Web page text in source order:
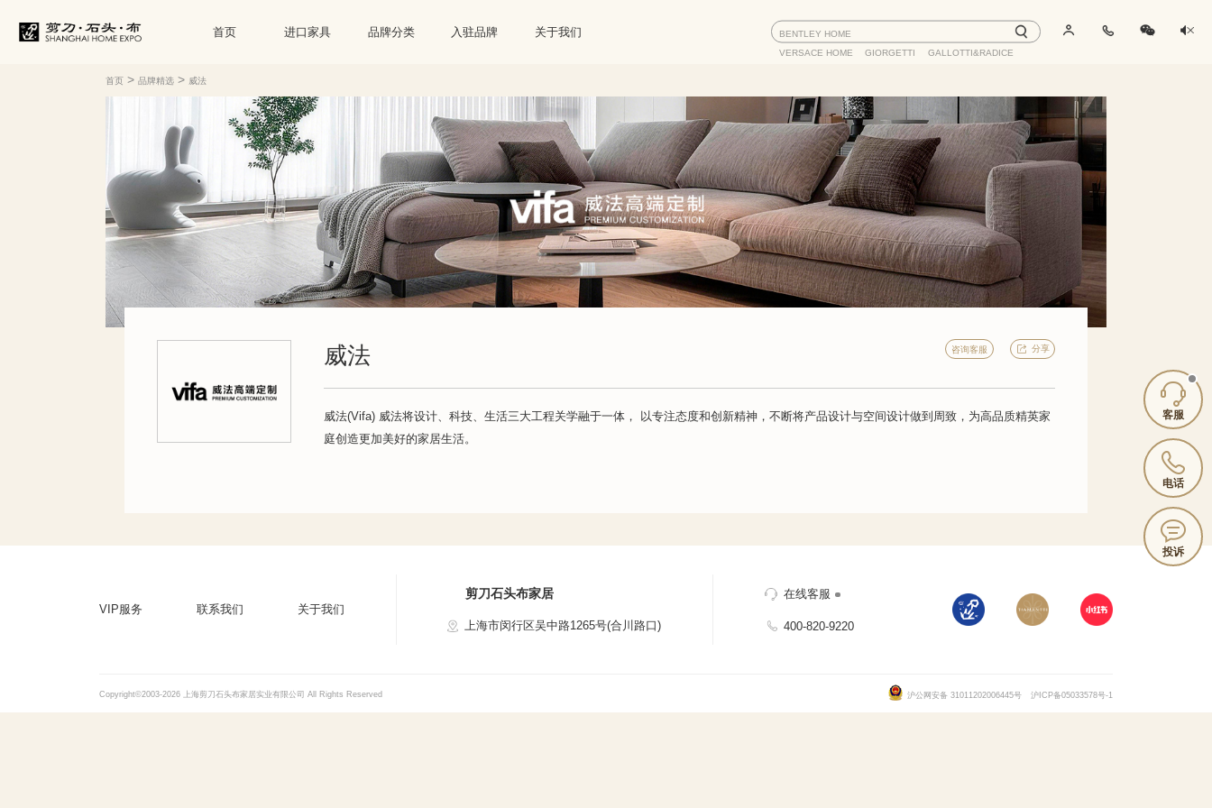
首页 进口家具 品牌分类 入驻品牌 关于我们
BENTLEY HOME
VERSACE HOME
GIORGETTI GALLOTTI&RADICE
首页 >品牌精选 > 威法
威法
威法(Vifa) 威法将设计、科技、生活三大工程关学融于一体， 以专注态度和创新精神，不断将产品设计与空间设计做到周致，为高品质精英家
庭创造更加美好的家居生活。
咨询客服 分享
VIP服务 联系我们 关于我们
剪刀石头布家居
上海市闵行区吴中路1265号(合川路口)
在线客服
400-820-9220
Copyright©2003-2026 上海剪刀石头布家居实业有限公司 All Rights Reserved 沪公网安备 31011202006445号 沪ICP备05033578号-1
客服
电话
投诉